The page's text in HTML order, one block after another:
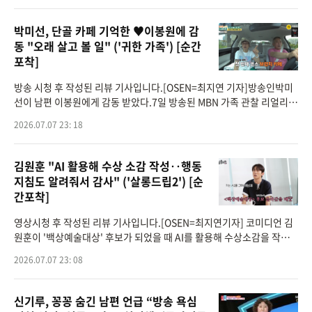
박미선, 단골 카페 기억한 ♥이봉원에 감
동 "오래 살고 볼 일" ('귀한 가족') [순간
포착]
방송 시청 후 작성된 리뷰 기사입니다.[OSEN=최지연 기자]방송인박미
선이 남편 이봉원에게 감동 받았다.7일 방송된 MBN 가족 관찰 리얼리티
2026.07.07 23: 18
김원훈 "AI 활용해 수상 소감 작성‥행동
지침도 알려줘서 감사" ('살롱드립2') [순
간포착]
영상시청 후 작성된 리뷰 기사입니다.[OSEN=최지연기자] 코미디언 김
원훈이 '백상예술대상' 후보가 되었을 때 AI를 활용해 수상소감을 작성
너뜨린 속긁개의
2026.07.07 23: 08
신기루, 꽁꽁 숨긴 남편 언급 “방송 욕심